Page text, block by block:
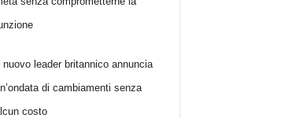
Il nuovo leader britannico annuncia
di cambiamenti senza
costo